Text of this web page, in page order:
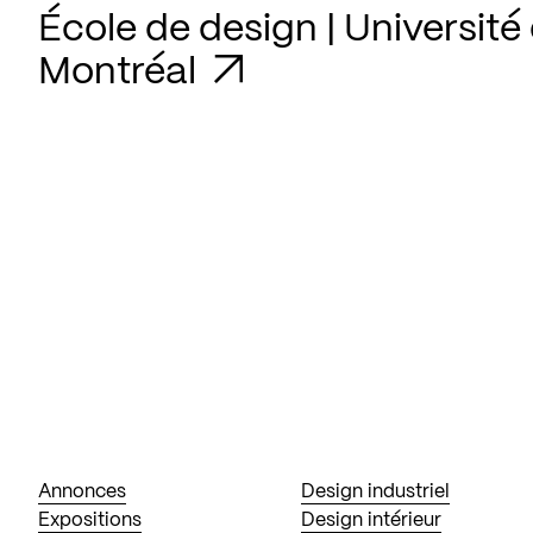
École de design | Université
Montréal
Annonces
Expositions
Design industriel
Design intérieur